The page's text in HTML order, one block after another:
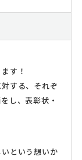
す！
する、それぞ
し、表彰状・
という想いか